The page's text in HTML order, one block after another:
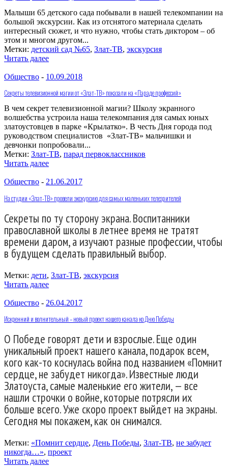
Малыши 65 детского сада побывали в нашей телекомпании на
большой экскурсии. Как из отснятого материала сделать
интересный сюжет, и что нужно, чтобы стать диктором – об
этом и многом другом...
Метки: детский сад №65, Злат-ТВ, экскурсия
Читать далее
Общество - 10.09.2018
Секреты телевизионной магии от «Злат-ТВ» показали на «Параде профессий»
В чем секрет телевизионной магии? Школу экранного
волшебства устроила наша телекомпания для самых юных
златоустовцев в парке «Крылатко». В честь Дня города под
руководством специалистов «Злат-ТВ» мальчишки и
девчонки попробовали...
Метки: Злат-ТВ, парад первоклассников
Читать далее
Общество - 21.06.2017
На студии «Злат-ТВ» провели экскурсию для самых маленьких телезрителей
Секреты по ту сторону экрана. Воспитанники
православной школы в летнее время не тратят
времени даром, а изучают разные профессии, чтобы
в будущем сделать правильный выбор.
Метки: дети, Злат-ТВ, экскурсия
Читать далее
Общество - 26.04.2017
Искренний и волнительный – новый проект нашего канала ко Дню Победы
О Победе говорят дети и взрослые. Еще один
уникальный проект нашего канала, подарок всем,
кого как-то коснулась война под названием «Помнит
сердце, не забудет никогда». Известные люди
Златоуста, самые маленькие его жители, — все
нашли строчки о войне, которые потрясли их
больше всего. Уже скоро проект выйдет на экраны.
Сегодня мы покажем, как он снимался.
Метки: «Помнит сердце, День Победы, Злат-ТВ, не забудет
никогда…», проект
Читать далее